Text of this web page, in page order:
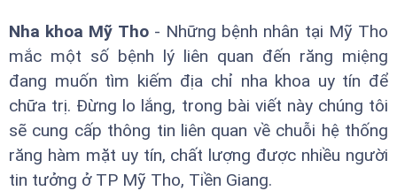
Nha khoa Mỹ Tho- Những bệnh nhân tại Mỹ Tho
mắc một số bệnh lý liên quan đến răng miệng
đang muốn tìm kiếm địa chỉ nha khoa uy tín để
chữa trị. Đừng lo lắng, trong bài viết này chúng tôi
sẽ cung cấp thông tin liên quan về chuỗi hệ thống
răng hàm mặt uy tín, chất lượng được nhiều người
tin tưởng ở TP Mỹ Tho, Tiền Giang.